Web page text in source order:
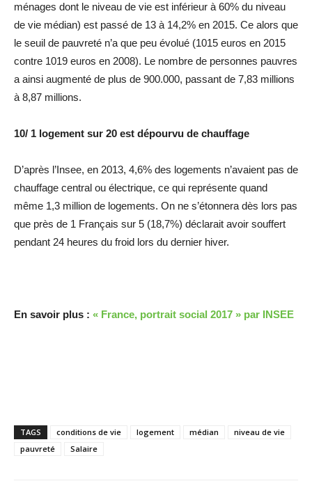
ménages dont le niveau de vie est inférieur à 60% du niveau
de vie médian) est passé de 13 à 14,2% en 2015. Ce alors que
le seuil de pauvreté n’a que peu évolué (1015 euros en 2015
contre 1019 euros en 2008). Le nombre de personnes pauvres
a ainsi augmenté de plus de 900.000, passant de 7,83 millions
à 8,87 millions.
10/ 1 logement sur 20 est dépourvu de chauffage
D’après l’Insee, en 2013, 4,6% des logements n’avaient pas de
chauffage central ou électrique, ce qui représente quand
même 1,3 million de logements. On ne s’étonnera dès lors pas
que près de 1 Français sur 5 (18,7%) déclarait avoir souffert
pendant 24 heures du froid lors du dernier hiver.
En savoir plus : « France, portrait social 2017 » par INSEE
TAGS conditions de vie logement médian
niveau de vie
pauvreté
Salaire